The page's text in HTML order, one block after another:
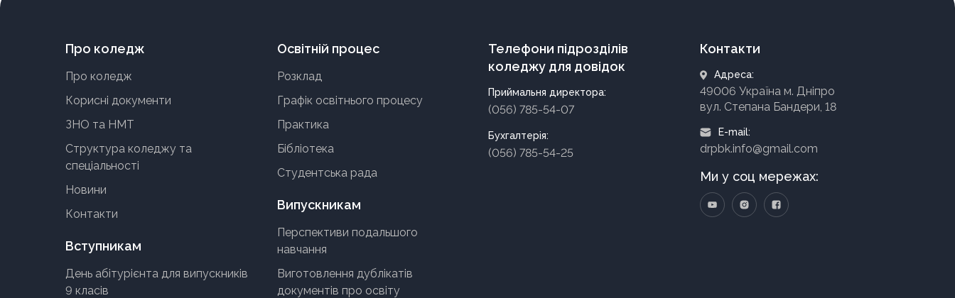
Про коледж
Про коледж
Корисні документи
ЗНО та НМТ
Структура коледжу та
спеціальності
Новини
Контакти
Вступникам
День абітурієнта для випускників
9 класів
Освітній процес
Розклад
Графік освітнього процесу
Практика
Бібліотека
Студентська рада
Випускникам
Перспективи подальшого
навчання
Виготовлення дублікатів
документів про освіту
Телефони підрозділів
коледжу для довідок
Приймальня директора:
(056) 785-54-07
Бухгалтерія:
(056) 785-54-25
Контакти
Адреса:
49006 Україна м. Дніпро
вул. Степана Бандери, 18
E-mail:
drpbk.info@gmail.com
Ми у соц мережах: